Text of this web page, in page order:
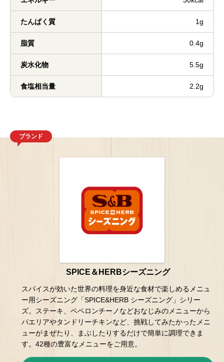
たんぱく質 1g
脂質 0.4g
炭水化物 5.5g
食塩相当量 2.2g
ブランド
SPICE＆HERBシーズニング
スパイスが効いた世界の料理を身近な食材で楽しめるメニュ
ー用シーズニング「SPICE&HERB シーズニング」シリー
ズ。ステーキ、ペペロンチーノなどおなじみのメニューから
パエリアやタンドリーチキンなど、挑戦してみたかったメニ
ューがまぜたり、まぶしたりするだけで簡単に調理できま
す。42種の豊富なメニューをご用意。